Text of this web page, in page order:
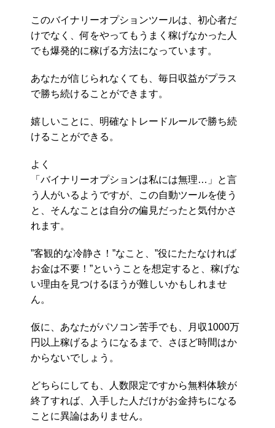
このバイナリーオプションツールは、初心者だ
けでなく、何をやってもうまく稼げなかった人
でも爆発的に稼げる方法になっています。
あなたが信じられなくても、毎日収益がプラス
で勝ち続けることができます。
嬉しいことに、明確なトレードルールで勝ち続
けることができる。
よく
「バイナリーオプションは私には無理…」と言
う人がいるようですが、この自動ツールを使う
と、そんなことは自分の偏見だったと気付かさ
れます。
”客観的な冷静さ！”なこと、”役にたたなければ
お金は不要！”ということを想定すると、稼げな
い理由を見つけるほうが難しいかもしれませ
ん。
仮に、あなたがパソコン苦手でも、月収1000万
円以上稼げるようになるまで、さほど時間はか
からないでしょう。
どちらにしても、人数限定ですから無料体験が
終了すれば、入手した人だけがお金持ちになる
ことに異論はありません。